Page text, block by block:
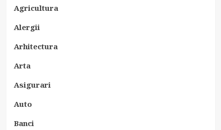
Agricultura
Alergii
Arhitectura
Arta
Asigurari
Auto
Banci